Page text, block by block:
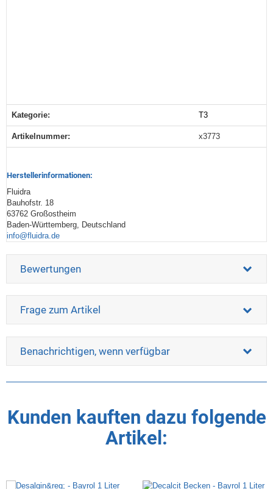
Produkteigenschaft
Wert
Kategorie: T3
Artikelnummer: x3773
Herstellerinformationen:
Fluidra
Bauhofstr. 18
63762 Großostheim
Baden-Württemberg, Deutschland
info@fluidra.de
Bewertungen
Frage zum Artikel
Benachrichtigen, wenn verfügbar
Kunden kauften dazu folgende
Artikel: